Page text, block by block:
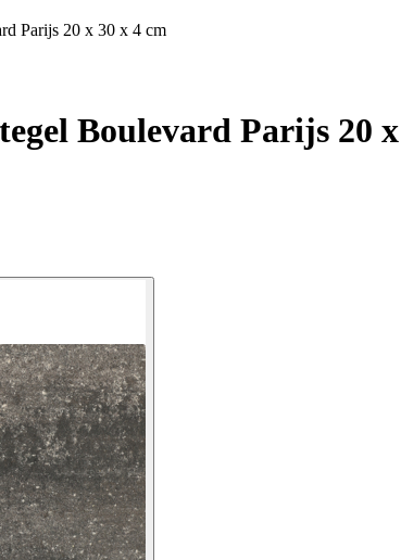
Parijs 20 x 30 x 4 cm
Boulevard Parijs 20